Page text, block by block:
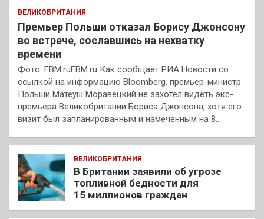
ВЕЛИКОБРИТАНИЯ
Премьер Польши отказал Борису Джонсону
во встрече, сославшись на нехватку
времени
Фото: FBM.ruFBM.ru Как сообщает РИА Новости со
ссылкой на информацию Bloomberg, премьер-министр
Польши Матеуш Моравецкий не захотел видеть экс-
премьера Великобритании Бориса Джонсона, хотя его
визит был запланированным и намеченным на 8…
ВЕЛИКОБРИТАНИЯ
В Британии заявили об угрозе
топливной бедности для
15 миллионов граждан